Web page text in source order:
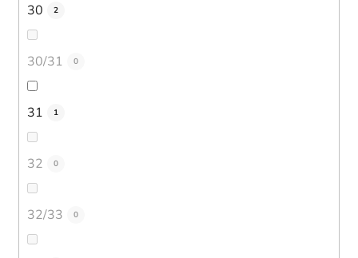
30 2
30/31 0
31 1
32 0
32/33 0